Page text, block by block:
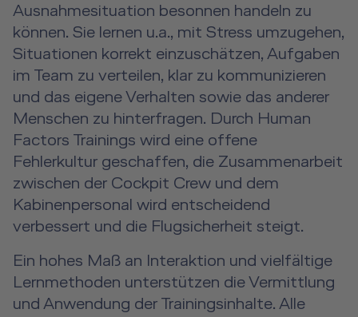
Ausnahmesituation besonnen handeln zu
können. Sie lernen u.a., mit Stress umzugehen,
Situationen korrekt einzuschätzen, Aufgaben
im Team zu verteilen, klar zu kommunizieren
und das eigene Verhalten sowie das anderer
Menschen zu hinterfragen. Durch Human
Factors Trainings wird eine offene
Fehlerkultur geschaffen, die Zusammenarbeit
zwischen der Cockpit Crew und dem
Kabinenpersonal wird entscheidend
verbessert und die Flugsicherheit steigt.
Ein hohes Maß an Interaktion und vielfältige
Lernmethoden unterstützen die Vermittlung
und Anwendung der Trainingsinhalte. Alle